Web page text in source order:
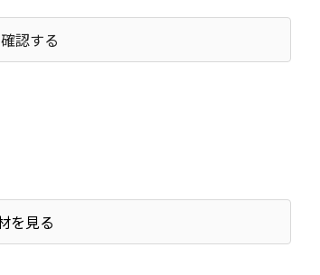
認する
を見る